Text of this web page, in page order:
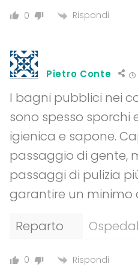
0 Rispondi
Pietro Conte
I bagni pubblici nei
sono spesso
igienica e sapone.
passaggio di gente,
passaggi di pulizia
garantire un minimo
Reparto
0 Rispondi